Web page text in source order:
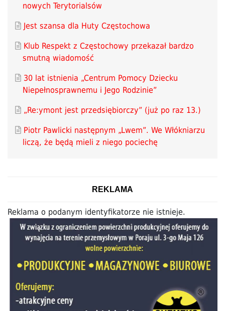
nowych Terytorialsów
Jest szansa dla Huty Częstochowa
Klub Respekt z Częstochowy przekazał bardzo
smutną wiadomość
30 lat istnienia „Centrum Pomocy Dziecku
Niepełnosprawnemu i Jego Rodzinie”
„Re:ymont jest przedsiębiorczy” (już po raz 13.)
Piotr Pawlicki następnym „Lwem”. We Włókniarzu
liczą, że będą mieli z niego pociechę
REKLAMA
Reklama o podanym identyfikatorze nie istnieje.